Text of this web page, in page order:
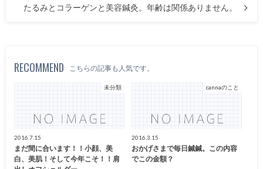
たるみとコラーゲンと美容鍼灸。年齢は関係ありません。
RECOMMEND こちらの記事も人気です。
未分類
2016.7.15
まだ間に合います！！小顔、美
白、美肌！そして今年こそ！！肩
cannaのこと
2016.3.15
おかげさまで毎日鍼鍼。この内容
でこの金額？